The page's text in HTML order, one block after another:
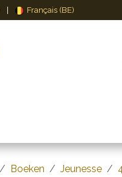
Français (BE)
Boeken Jeunesse